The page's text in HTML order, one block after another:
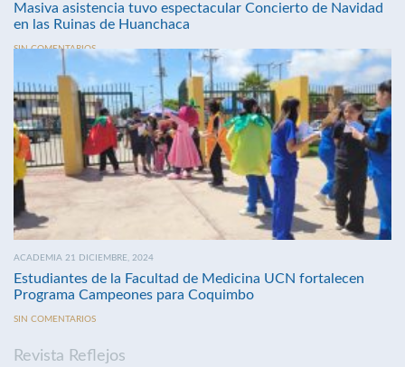
Masiva asistencia tuvo espectacular Concierto de Navidad
en las Ruinas de Huanchaca
SIN COMENTARIOS
ACADEMIA 21 DICIEMBRE, 2024
Estudiantes de la Facultad de Medicina UCN fortalecen
Programa Campeones para Coquimbo
SIN COMENTARIOS
Revista Reflejos